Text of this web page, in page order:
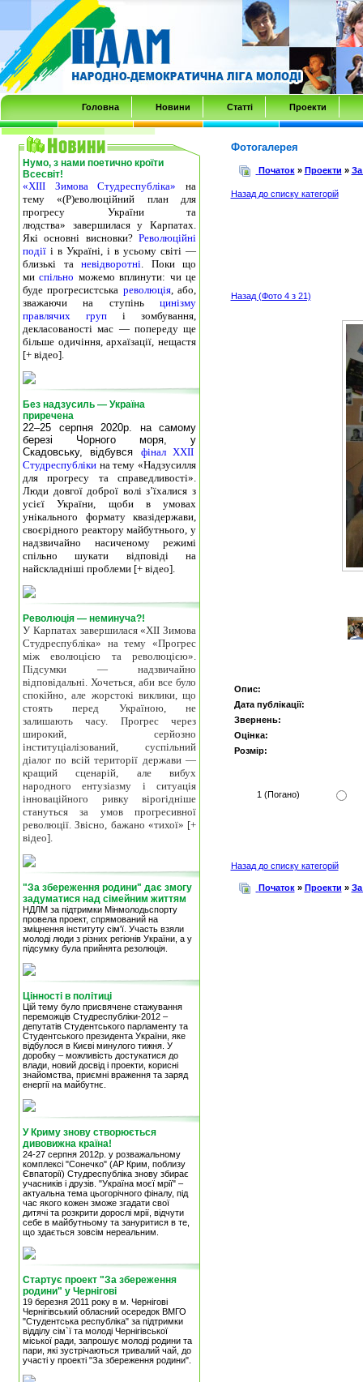
Transmenu
powered
by
JoomlArt.com
-
Mambo
Joomla
Professional
Templates
Club
Головна Новини Статті Проекти
Нумо, з нами поетично кроїти
Всесвіт!
«ХІІІ Зимова Студреспубліка» на
тему «(Р)еволюційний план для
прогресу України та
людства» завершилася у Карпатах.
Які основні висновки? Революційні
події і в Україні, і в усьому світі —
близькі та невідворотні. Поки що
миспільно можемо вплинути: чи це
буде прогресистська революція, або,
зважаючи на ступінь цинізму
правлячих груп і зомбування,
декласованості мас — попереду ще
більше одичіння, архаїзації, нещастя
[+ відео].
Без надзусиль — Україна
приречена
22–25 серпня 2020р. на самому
березі Чорного моря, у
Скадовську, відбувся фінал XXII
Студреспубліки на тему «Надзусилля
для прогресу та справедливості».
Люди довгої доброї волі з’їхалися з
усієї України, щоби в умовах
унікального формату квазідержави,
своєрідного реактору майбутнього, у
надзвичайно насиченому режимі
спільно шукати відповіді на
найскладніші проблеми [+ відео].
Революція — неминуча?!
У Карпатах завершилася «ХІІ Зимова
Студреспубліка» на тему «Прогрес
між еволюцією та революцією».
Підсумки — надзвичайно
відповідальні. Хочеться, аби все було
спокійно, але жорстокі виклики, що
стоять перед Україною, не
залишають часу. Прогрес через
широкий, серйозно
інституціалізований, суспільний
діалог по всій території держави —
кращий сценарій, але вибух
народного ентузіазму і ситуація
інноваційного ривку вірогідніше
стануться за умов прогресивної
революції. Звісно, бажано «тихої» [+
відео].
"За збереження родини" дає змогу
задуматися над сімейним життям
НДЛМ за підтримки Мінмолодьспорту
провела проект, спрямований на
зміцнення інституту сім'ї. Участь взяли
молоді люди з різних регіонів України, а у
підсумку була прийнята резолюція.
Цінності в політиці
Цій тему було присвячене стажування
переможців Студреспубліки-2012 –
депутатів Студентського парламенту та
Студентського президента України, яке
відбулося в Києві минулого тижня. У
доробку – можливість достукатися до
влади, новий досвід і проекти, корисні
знайомства, приємні враження та заряд
енергії на майбутнє.
У Криму знову створюється
дивовижна країна!
24-27 серпня 2012р. у розважальному
комплексі "Сонечко" (АР Крим, поблизу
Євпаторії) Студреспубліка знову збирає
учасників і друзів. "Україна моєї мрії" –
актуальна тема цьогорічного фіналу, під
час якого кожен зможе згадати свої
дитячі та розкрити дорослі мрії, відчути
себе в майбутньому та зануритися в те,
що здається зовсім нереальним.
Стартує проект "За збереження
родини" у Чернігові
19 березня 2011 року в м. Чернігові
Чернігівський обласний осередок ВМГО
"Студентська республіка" за підтримки
відділу сім`ї та молоді Чернігівської
міської ради, запрошує молоді родини та
пари, які зустрічаються тривалий чай, до
участі у проекті "За збереження родини".
Фотогалерея
Початок» Проекти »
Назад до списку категорій
Назад (Фото 4 з 21)
Опис:
Дата публікації:
Звернень:
Оцінка:
Розмір:
1 (Погано)
Назад до списку категорій
Початок» Проекти »